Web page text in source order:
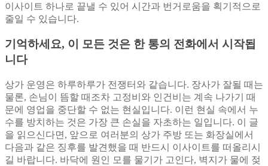
이사이트 하나로 끝낼 수 있어 시간과 번거로움을 획기적으로
줄일 수 있습니다.
기억하세요, 이 모든 것은 한 통의 전화에서 시작됩
니다
상가 운영은 하루하루가 전쟁터와 같습니다. 장사가 잘될 때는
물론, 손님이 뜸할 때조차 고정비와 인건비는 계속 나가기 때
문에 영업을 중단할 수 없는 현실입니다. 이런 현실 속에서 누
수를 방치하는 것은 가장 큰 손실을 자초하는 일입니다. 이 글
을 읽으신다면, 앞으로 여러분의 상가 주방 또는 화장실에서
다음과 같은 징후를 발견했을 때 반드시 이사이트를 떠올리시
길 바랍니다. 바닥에 원인 모를 물기가 고인다, 벽지가 물에 젖